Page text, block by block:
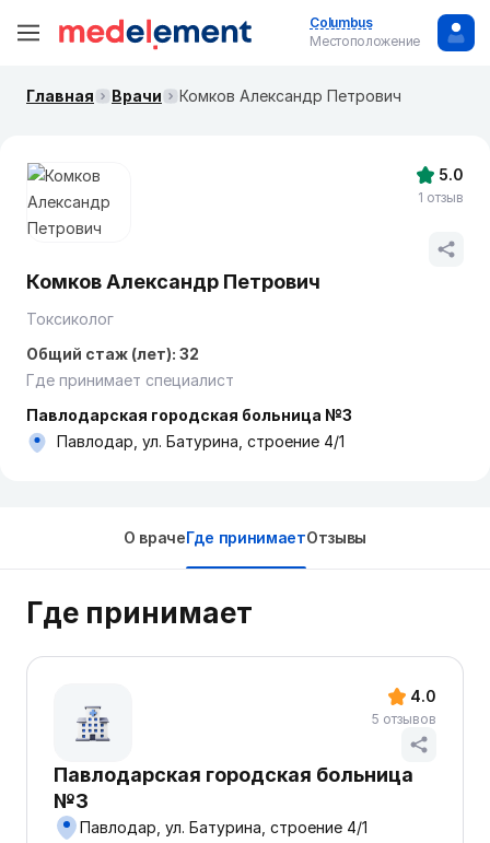
Columbus
Местоположение
Главная Врачи Комков Александр Петрович
Комков Александр Петрович
Токсиколог
Общий стаж (лет): 32
Где принимает специалист
Павлодарская городская больница №3
Павлодар, ул. Батурина, строение 4/1
5.0
1 отзыв
О врачеГде принимаетОтзывы
Где принимает
Павлодарская городская больница
№3
Павлодар, ул. Батурина, строение 4/1
4.0
5 отзывов